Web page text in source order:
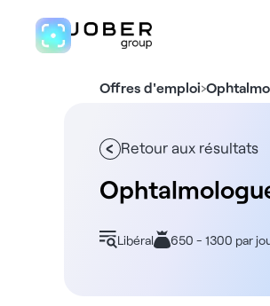
Offres d'emploi›
Retour aux résultats
Libéral 650 - 1300 par